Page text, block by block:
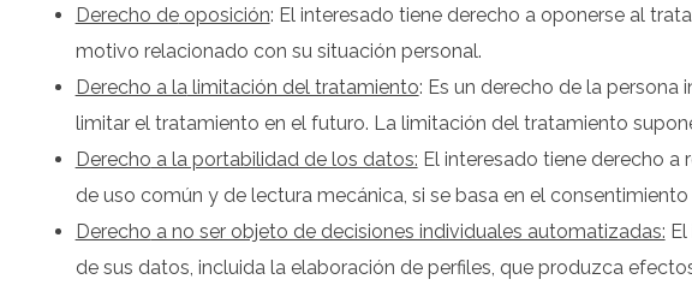
pantalla;
accesibilidad.
Derecho deoposición: El interesado tiene derecho a oponerse al
motivo relacionado con su situación personal.
Derecho a lalimitación del tratamiento: Es un derecho de la
limitar el tratamiento en el futuro. La limitación del tratamiento
Derecho a la portabilidad de los datos: El interesado tiene derecho
de uso común y de lectura mecánica, si se basa en el
Derecho a no ser objeto de decisiones individuales automatizadas:
de sus datos, incluida la elaboración de perfiles, que produzca